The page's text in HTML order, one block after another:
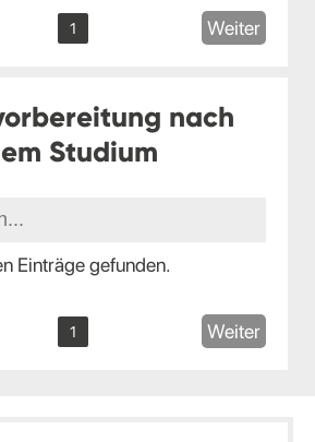
1 Weiter
nach
Studium
Einträge gefunden.
1 Weiter